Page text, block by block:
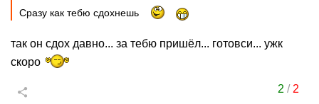
Сразу как тебю сдохнешь
так он сдох давно... за тебю пришёл... готовси... ужк
скоро
2 / 2